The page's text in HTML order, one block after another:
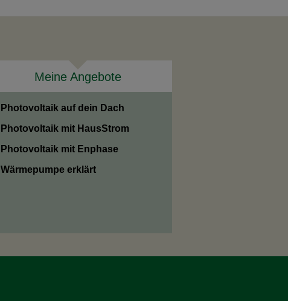
Meine Angebote
Photovoltaik auf dein Dach
Photovoltaik mit HausStrom
Photovoltaik mit Enphase
Wärmepumpe erklärt